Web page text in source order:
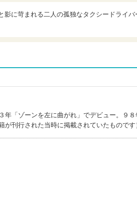
影に苛まれる二人の孤独なタクシードライ
年「ゾーンを左に曲がれ」でデビュー。９
刊行された当時に掲載されていたものです